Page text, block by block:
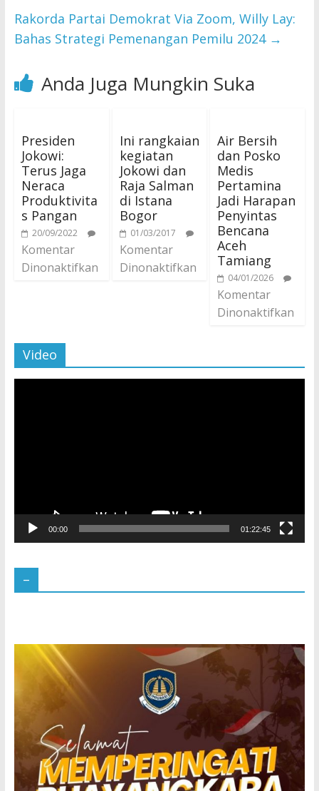
Rakorda Partai Demokrat Via Zoom, Willy Lay:
Bahas Strategi Pemenangan Pemilu 2024 →
Anda Juga Mungkin Suka
Presiden
Jokowi:
Terus Jaga
Neraca
Produktivita
s Pangan
20/09/2022
Komentar
Dinonaktifkan
Ini rangkaian
kegiatan
Jokowi dan
Raja Salman
di Istana
Bogor
01/03/2017
Komentar
Dinonaktifkan
Air Bersih
dan Posko
Medis
Pertamina
Jadi Harapan
Penyintas
Bencana
Aceh
Tamiang
04/01/2026
Komentar
Dinonaktifkan
Video
00:00 01:22:45
–